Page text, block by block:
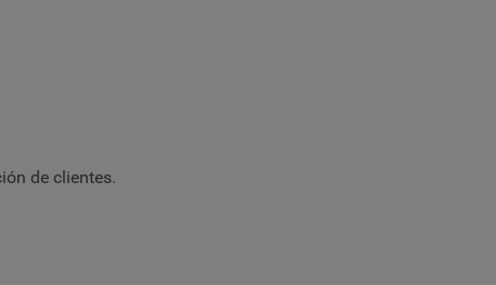
de clientes.